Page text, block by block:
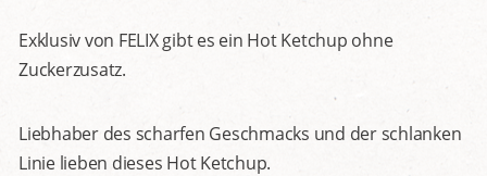
Exklusiv von FELIX gibt es ein Hot Ketchup ohne
Zuckerzusatz.
Liebhaber des scharfen Geschmacks und der schlanken
Linie lieben dieses Hot Ketchup.